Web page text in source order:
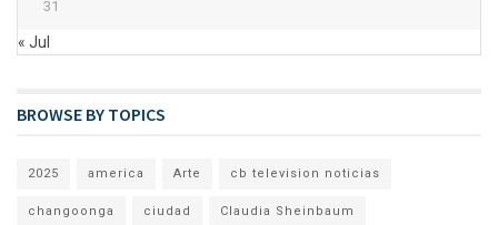
31
« Jul
BROWSE BY TOPICS
2025 america Arte cb television noticias
changoonga ciudad Claudia Sheinbaum